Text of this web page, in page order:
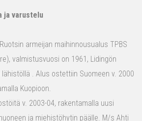
ja varustelu
armeijan maihinnousualus TPBS
valmistusvuosi on 1961, Lidingön
. Alus ostettiin Suomeen v. 2000
Kuopioon.
v. 2003-04, rakentamalla uusi
ja miehistöhytin päälle. M/s Ahti